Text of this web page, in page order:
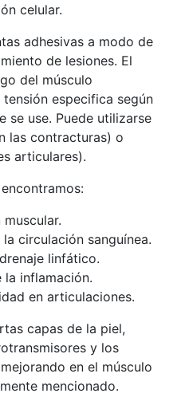
celular.
adhesivas a modo de
de lesiones. El
del músculo
especifica según
se use. Puede utilizarse
las contracturas) o
articulares).
muscular.
circulación sanguínea.
linfático.
la inflamación.
en articulaciones.
capas de la piel,
y los
en el músculo
mencionado.